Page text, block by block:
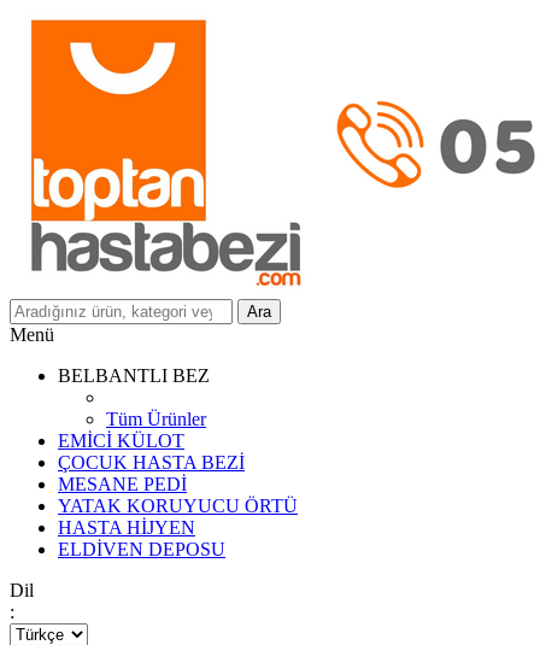
Ara
Menü
BELBANTLI BEZ
Tüm Ürünler
EMİCİ KÜLOT
ÇOCUK HASTA BEZİ
MESANE PEDİ
YATAK KORUYUCU ÖRTÜ
HASTA HİJYEN
ELDİVEN DEPOSU
Dil
: